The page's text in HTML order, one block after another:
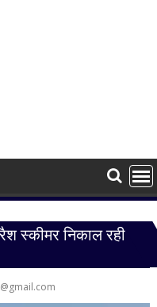
स्कीमर निकाल रही